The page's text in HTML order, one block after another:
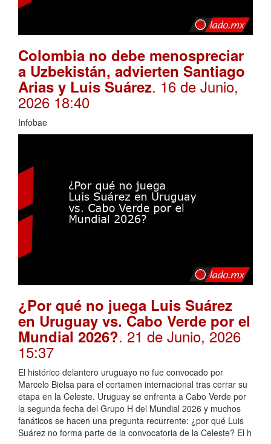
Colombia no debe menospreciar
a Uzbekistán, advierten Santiago
Arias y Luis Suárez. 16 de Junio,
2026 18:40
Infobae
¿Por qué no juega Luis Suárez
en Uruguay vs. Cabo Verde por el
Mundial 2026?. 21 de Junio, 2026
15:37
El histórico delantero uruguayo no fue convocado por
Marcelo Bielsa para el certamen internacional tras cerrar su
etapa en la Celeste. Uruguay se enfrenta a Cabo Verde por
la segunda fecha del Grupo H del Mundial 2026 y muchos
fanáticos se hacen una pregunta recurrente: ¿por qué Luis
Suárez no forma parte de la convocatoria de la Celeste? El h